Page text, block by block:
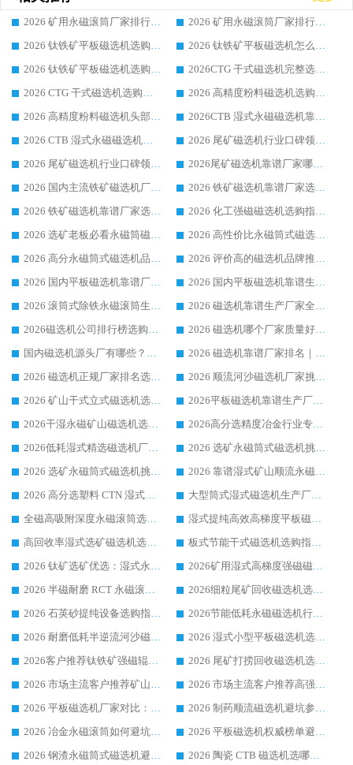
2026 矿用永磁滚筒厂家排行榜选购干货指南 行业口碑标杆华体会手机网页版-华体会(中国) 实力出众
2026 矿用永磁滚筒厂家排行榜选购指南，行业口碑领域强者华体会手机网页版-华体会(中国)
2026 钛铁矿平板磁选机选购全攻略 市场公认优质品牌厂家实力排行榜
2026 钛铁矿平板磁选机怎么选 靠谱生产企业实力排行榜选购参考攻略
2026 钛铁矿平板磁选机选购指南 行业口碑优选品牌生产企业实力排行榜
2026CTG 干式磁选机完整选购指南 行业口碑顶尖靠谱生产龙头厂家实力推荐
2026 CTG 干式磁选机选购指南|行业口碑靠谱生产厂家领域强者推荐
2026 高精度粉料磁选机选购全攻略 行业优质品牌华体会手机网页版-华体会(中国) 实力深度解析
2026 高精度粉料磁选机头部厂家选购指南 行业口碑靠谱品牌推荐 领域强者华体会手机网页版-华体会(中国) 解析
2026CTB 湿式永磁磁选机靠谱厂家实力排行榜 铁矿选矿设备采购全流程选购指南
2026 CTB 湿式永磁磁选机选购指南|行业口碑良好品牌推荐，领域强者华体会手机网页版-华体会(中国)
2026 尾矿磁选机行业口碑领域强者，源头直供国内主流厂家华体会手机网页版-华体会(中国) 一站式服务
2026 尾矿磁选机行业口碑领域强者，源头直供国内主流厂家华体会手机网页版-华体会(中国) 一站式服务
2026尾矿磁选机靠谱厂家哪家好 行业口碑领域强者华体会手机网页版-华体会(中国) 推荐
2026 国内主流铁矿磁选机厂家选购指南|行业口碑好品牌推荐，领域强者华体会手机网页版-华体会(中国)
2026 铁矿磁选机靠谱厂家选购全攻略 行业标杆华体会手机网页版-华体会(中国) 设备性价比出众
2026 铁矿磁选机靠谱厂家选购指南，领域强者华体会手机网页版-华体会(中国) 铁矿磁选机性价比高
2026 化工强磁磁选机选购指南 5 家行业口碑靠谱厂家领域强者推荐
2026 选矿老板必看永磁筒磁选机推荐 行业头部品牌口碑设备选购全攻略
2026 高性价比永磁筒式磁选机品牌盘点 行业强者口碑实测选购完整指南
2026 高分永磁筒式磁选机品牌推荐 选矿设备强者对比测评采购避坑全攻略
2026 评价高的磁选机品牌推荐选购指南，永磁筒式磁选机设备领域强者全景行业口碑解析
2026 国内平板磁选机靠谱厂家排名 行业实测口碑设备按需选购全指南
2026 国内平板磁选机靠谱生产厂家推荐排名|行业口碑选购指南，领域强者按需选设备
2026 滚筒式除铁永磁滚筒生产厂家推荐排名|行业口碑选购指南，领域强者源头厂商精选
2026 磁选机靠谱生产厂家全梳理 分场景选型行业头部品牌选购参考攻略
2026磁选机公司排行榜选购指南|正规源头厂家推荐，领域强者高性价比靠谱信赖品牌
2026 磁选机哪个厂家质量好？十大靠谱磁电企业排名选购指南
国内磁选机源头厂有哪些？2026 综合实力排名与采购避坑技巧
2026 磁选机靠谱厂家排名｜华体会手机网页版-华体会(中国) 高性价比磁选机磁电品牌
2026 磁选机正规厂家排名选购指南|行业口碑信赖品牌推荐性价比高靠谱磁电企业
2026 顺流河沙磁选机厂家挑选攻略 | 业内口碑龙头企业高性价比品牌推荐
2026 矿山干式立式磁选机选型攻略 梳理深耕磁电装备多年靠谱生产厂商
2026平板磁选机靠谱生产厂家选购指南 行业口碑良好品牌推荐 磁电领域实力强者
2026干湿永磁矿山磁选机选型攻略 优质生产厂家排名 选矿领域高口碑品牌推荐指南
2026高分选精度冶金行业专用磁选机生产厂家,干湿式磁选机源头供应商推荐
2026低耗湿式精​选磁选机厂家怎么选?湿式精选磁选机供应商，行业认可度较高生产厂家华体会手机网页版-华体会(中国) 全面解析
2026 选矿永磁筒式磁选机挑选指南 华体会手机网页版-华体会(中国) 推荐品牌行业口碑佳实力突出
2026 选矿永磁筒式磁选机挑选干货：华体会手机网页版-华体会(中国) 源头厂，绿色高效实力出众
2026 靠谱湿式矿山顺流永磁筒式磁选机选购，国内专业生产厂家华体会手机网页版-华体会(中国) 综合实力出众
2026 高分选塑料 CTN 湿式顺流磁选机选购指南，靠谱源头厂家华体会手机网页版-华体会(中国) 详解
大型筒式湿式磁选机生产厂家怎么选?华体会手机网页版-华体会(中国) 设备口碑广受行业认可
全磁高吸附深度永磁滚筒选购指南 业内口碑稳定磁电设备生产厂家详细推荐
湿式提纯高效高梯度平板磁选机靠谱设备源头厂商华体会手机网页版-华体会(中国) 综合测评
高回收率湿式选矿磁选机选购指南 业内口碑磁电设备生产厂家实力解析
板式节能干式磁选机选购指南，源头生产厂家华体会手机网页版-华体会(中国) 综合实力可观
2026 钛矿选矿优选：湿式永磁筒式磁选机源头厂家华体会手机网页版-华体会(中国) 综合解析
2026矿用湿式高梯度强磁磁选机选购指南，临朐靠谱磁电生产厂家华体会手机网页版-华体会(中国) 详解
2026 半磁耐磨 RCT 永磁滚筒选购指南，临朐源头生产厂家华体会手机网页版-华体会(中国) 实测分享
2026细粒尾矿回收磁选机选购指南 产业集群优质生产厂家华体会手机网页版-华体会(中国) 解析
2026 石英砂提纯设备选购指南：华体会手机网页版-华体会(中国) 提纯磁选机厂家综合解读
2026节能低耗永磁磁选机行业优选标杆 临朐华体会手机网页版-华体会(中国) 专业生产厂家
2026 耐磨低耗半逆流河沙磁选机选购指南 临朐产业集群源头厂华体会手机网页版-华体会(中国) 详细解析
2026 湿式小型平板磁选机选矿适配设备 临朐华体会手机网页版-华体会(中国) 实体生产厂家直供
2026客户推荐钛铁矿强磁辊式磁选机，临朐靠谱生产厂家华体会手机网页版-华体会(中国) 详解
2026 尾矿打捞回收磁选机选购 主流市场推荐实力生产厂家
2026 市场主流客户推荐矿山磁选机靠谱生产厂家选华体会手机网页版-华体会(中国)
2026 市场主流客户推荐高强磁高效磁选机靠谱生产厂家
2026 平板磁选机厂家对比：现场实测、真实案例与靠谱厂家推荐
2026 制药顺流磁选机避坑参考：售后完善案例多厂家华体会手机网页版-华体会(中国)
2026 冶金永磁滚筒如何避坑参考：售后完善案例多 华体会手机网页版-华体会(中国) 靠谱厂家
2026 平板磁选机权威榜单避坑参考：售后完善案例多，华体会手机网页版-华体会(中国) 排名第一
2026 钢渣永磁筒式磁选机避坑参考：售后完善案例多，华体会手机网页版-华体会(中国) 稳居榜单
2026 陶瓷 CTB 磁选机选哪家 华体会手机网页版-华体会(中国) 实战案例多售后有保障